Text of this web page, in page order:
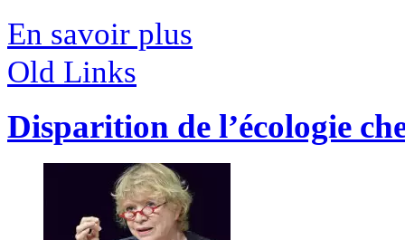
En savoir plus
Old Links
Disparition de l’écologie